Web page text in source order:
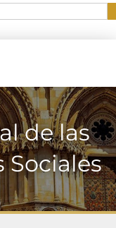
de las
Sociales